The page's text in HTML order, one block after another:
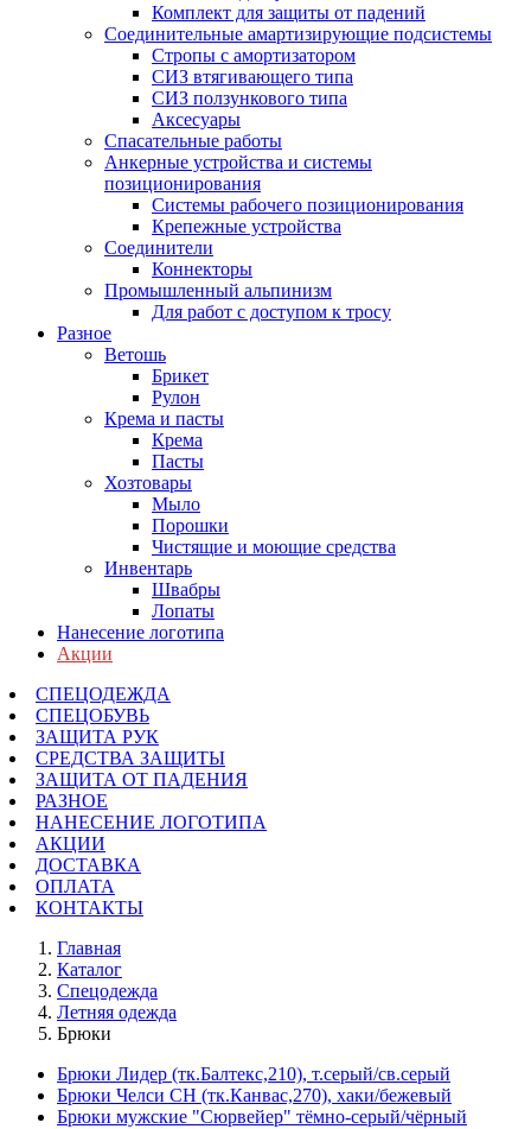
Комплект для защиты от падений
Соединительные амартизирующие подсистемы
Стропы с амортизатором
СИЗ втягивающего типа
СИЗ ползункового типа
Аксесуары
Спасательные работы
Анкерные устройства и системы
позиционирования
Системы рабочего позиционирования
Крепежные устройства
Соединители
Коннекторы
Промышленный альпинизм
Для работ с доступом к тросу
Разное
Ветошь
Брикет
Рулон
Крема и пасты
Крема
Пасты
Хозтовары
Мыло
Порошки
Чистящие и моющие средства
Инвентарь
Швабры
Лопаты
Нанесение логотипа
Акции
СПЕЦОДЕЖДА
СПЕЦОБУВЬ
ЗАЩИТА РУК
СРЕДСТВА ЗАЩИТЫ
ЗАЩИТА ОТ ПАДЕНИЯ
РАЗНОЕ
НАНЕСЕНИЕ ЛОГОТИПА
АКЦИИ
ДОСТАВКА
ОПЛАТА
КОНТАКТЫ
Главная
Каталог
Спецодежда
Летняя одежда
Брюки
Брюки Лидер (тк.Балтекс,210), т.серый/св.серый
Брюки Челси CH (тк.Канвас,270), хаки/бежевый
Брюки мужские "Сюрвейер" тёмно-серый/чёрный